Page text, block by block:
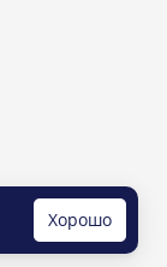
Хорошо